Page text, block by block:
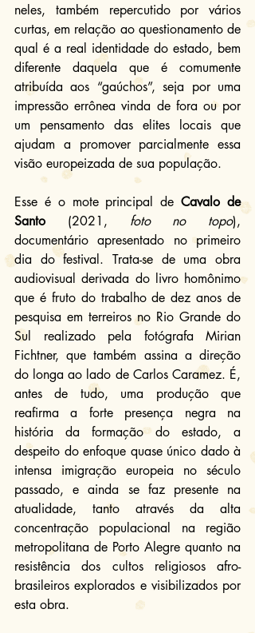
neles, também repercutido por vários
curtas, em relação ao questionamento de
qual é a real identidade do estado, bem
diferente daquela que é comumente
atribuída aos “gaúchos”, seja por uma
impressão errônea vinda de fora ou por
um pensamento das elites locais que
ajudam a promover parcialmente essa
visão europeizada de sua população.
Esse é o mote principal de Cavalo de
Santo (2021, foto no topo),
documentário apresentado no primeiro
dia do festival. Trata-se de uma obra
audiovisual derivada do livro homônimo
que é fruto do trabalho de dez anos de
pesquisa em terreiros no Rio Grande do
Sul realizado pela fotógrafa Mirian
Fichtner, que também assina a direção
do longa ao lado de Carlos Caramez. É,
antes de tudo, uma produção que
reafirma a forte presença negra na
história da formação do estado, a
despeito do enfoque quase único dado à
intensa imigração europeia no século
passado, e ainda se faz presente na
atualidade, tanto através da alta
concentração populacional na região
metropolitana de Porto Alegre quanto na
resistência dos cultos religiosos afro-
brasileiros explorados e visibilizados por
esta obra.